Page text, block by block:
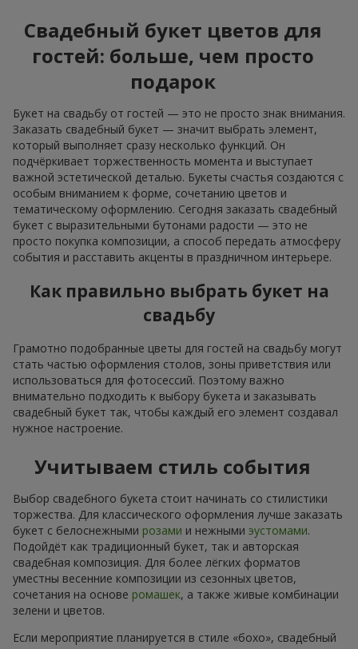
Свадебный букет цветов для
гостей: больше, чем просто
подарок
Букет на свадьбу от гостей — это не просто знак внимания.
Заказать свадебный букет — значит выбрать элемент,
который выполняет сразу несколько функций. Он
подчёркивает торжественность момента и выступает
важной эстетической деталью. Букеты счастья создаются с
особым вниманием к форме, сочетанию цветов и
тематическому оформлению. Сегодня заказать свадебный
букет с выразительными бутонами радости — это не
просто покупка композиции, а способ передать атмосферу
события и расставить акценты в праздничном интерьере.
Как правильно выбрать букет на
свадьбу
Грамотно подобранные цветы для гостей на свадьбу могут
стать частью оформления столов, зоны приветствия или
использоваться для фотосессий. Поэтому важно
внимательно подходить к выбору букета и заказывать
свадебный букет так, чтобы каждый его элемент создавал
нужное настроение.
Учитываем стиль события
Выбор свадебного букета стоит начинать со стилистики
торжества. Для классического оформления лучше заказать
букет с белоснежными розами и нежными эустомами.
Подойдёт как традиционный букет, так и авторская
свадебная композиция. Для более лёгких форматов
уместны весенние композиции из сезонных цветов,
сочетания на основе ромашек, а также живые комбинации
зелени и цветов.
Если мероприятие планируется в стиле «бохо», свадебный